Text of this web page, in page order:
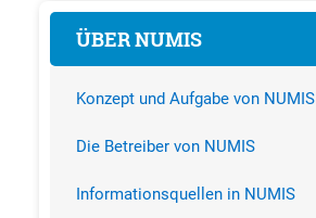
ÜBER NUMIS
Konzept und Aufgabe von NUMIS
Die Betreiber von NUMIS
Informationsquellen in NUMIS